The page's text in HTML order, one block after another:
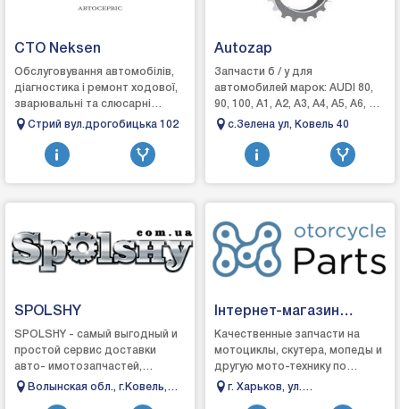
СТО Neksen
Обслуговування автомобілів,
діагностика і ремонт ходової,
зварювальні та слюсарні
роботи, заміна привідних
фільтрів, шин...
Стрий вул.дрогобицька 102
Autozap
Запчасти б / у для
автомобилей марок: AUDI 80,
90, 100, А1, А2, А3, А4, А5, А6, А7,
А8, B4, BMW 3, 4, 5, 6, 7, 8,
c.Зелена ул, Ковель 40
SPOLSHY
SPOLSHY - самый выгодный и
простой сервис доставки
авто- имотозапчастей,
мотоэкипировки из Польши.
Волынская обл., г.Ковель,
ул.Грушевского 75
Інтернет-магазин
Motorcycle Parts
Качественные запчасти на
мотоциклы, скутера, мопеды и
другую мото-технику по
лучшим ценам в Украине с
г. Харьков, ул.
Новоселовская, 12